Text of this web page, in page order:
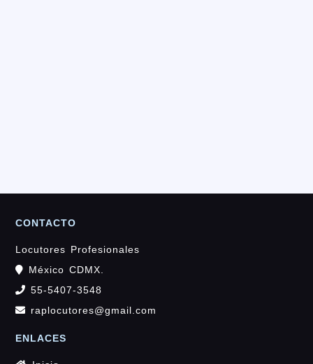
CONTACTO
Locutores Profesionales
México CDMX.
55-5407-3548
raplocutores@gmail.com
ENLACES